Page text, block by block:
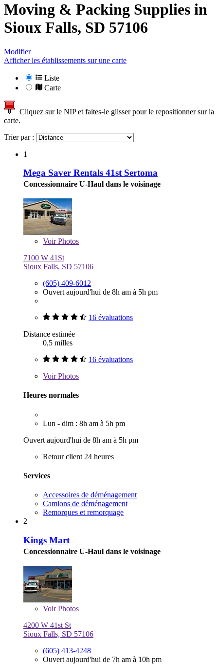
Moving & Packing Supplies in
Sioux Falls, SD 57106
Modifier
Afficher les établissements sur une carte
Liste
Carte
Cliquez sur le NIP et faites-le glisser pour le repositionner sur la
carte.
Trier par :
1
Mega Saver Rentals 41st Sertoma
Concessionnaire U-Haul dans le voisinage
VoirPhotos
7100 W 41St
Sioux Falls, SD 57106
(605) 409-6012
Ouvert aujourd'hui de 8h am à 5h pm
16 évaluations
Distance estimée
0,5 milles
16 évaluations
VoirPhotos
Heures normales
Lun - dim : 8h am à 5h pm
Ouvert aujourd'hui de 8h am à 5h pm
Retour client 24 heures
Services
Accessoires de déménagement
Camions de déménagement
Remorques et remorquage
2
Kings Mart
Concessionnaire U-Haul dans le voisinage
VoirPhotos
4200 W 41st St
Sioux Falls, SD 57106
(605) 413-4248
Ouvert aujourd'hui de 7h am à 10h pm